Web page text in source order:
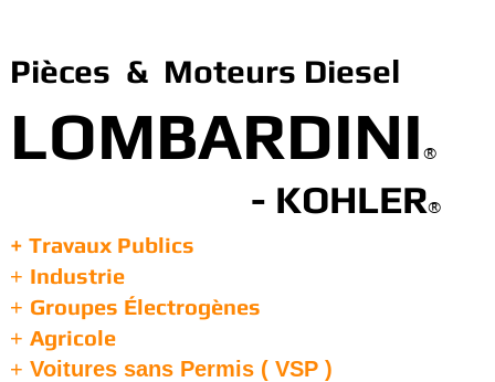
Pièces & Moteurs Diesel
LOMBARDINI ®
- KOHLER®
+ Travaux Publics
+ Industrie
+ Groupes Électrogènes
+ Agricole
+ Voitures sans Permis ( VSP )